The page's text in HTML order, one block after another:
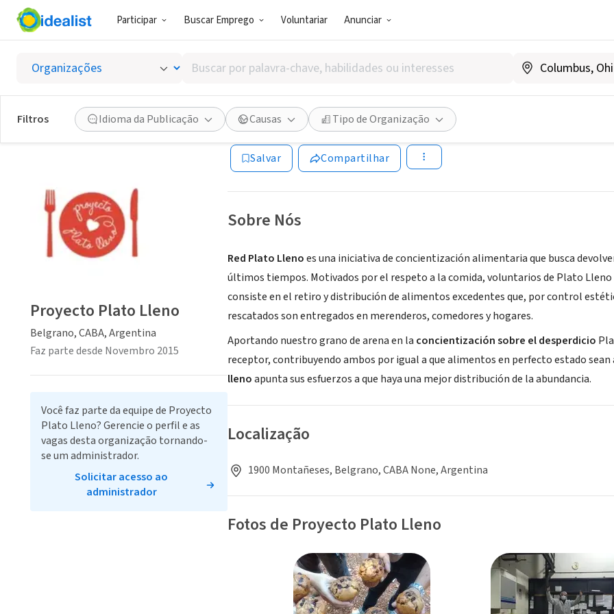
Participar Buscar Emprego Voluntariar Anunciar
Buscar
por
palavra-
chave,
habilidades
ou
interesses
Filtros Idioma da Publicação Causas Tipo de Organização
Proyecto Plato Lleno
Belgrano, CABA, Argentina|www.platolleno.org/
Salvar Compartilhar
Sobre Nós
Red Plato Llenoes una iniciativa de concientización alimentaria que busca
últimos tiempos. Motivados por el respeto a la comida, voluntarios de Plato Lleno
consiste en el retiro y distribución de alimentos excedentes que, por control
rescatados son entregados en merenderos, comedores y hogares.
​Aportando nuestro grano de arena en la concientización sobre el desperdicio
receptor, contribuyendo ambos por igual a que alimentos en perfecto estado
llenoapunta sus esfuerzos a que haya una mejor distribución de la abundancia.
Localização
1900 Montañeses, Belgrano, CABA None, Argentina
Fotos de Proyecto Plato Lleno
Proyecto Plato Lleno
Belgrano, CABA, Argentina
Faz parte desde Novembro 2015
Você faz parte da equipe de Proyecto
Plato Lleno? Gerencie o perfil e as
vagas desta organização tornando-
se um administrador.
Solicitar acesso ao
administrador